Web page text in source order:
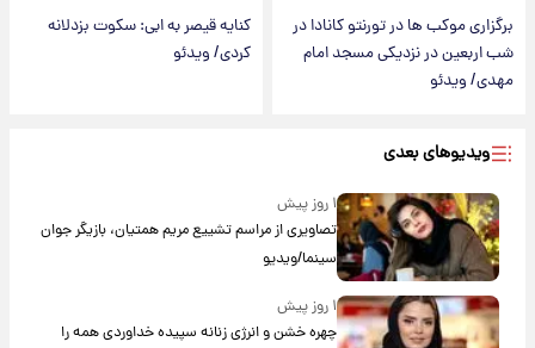
برگزاری موکب ها در تورنتو کانادا در
شب اربعین در نزدیکی مسجد امام
مهدی/ ویدئو
کنایه قیصر به ابی: سکوت بزدلانه
کردی/ ویدئو
ویدیوهای بعدی
۱ روز پیش
تصاویری از مراسم تشییع مریم همتیان، بازیگر جوان
سینما/ویدیو
۱ روز پیش
چهره خشن و انرژی زنانه سپیده خداوردی همه را